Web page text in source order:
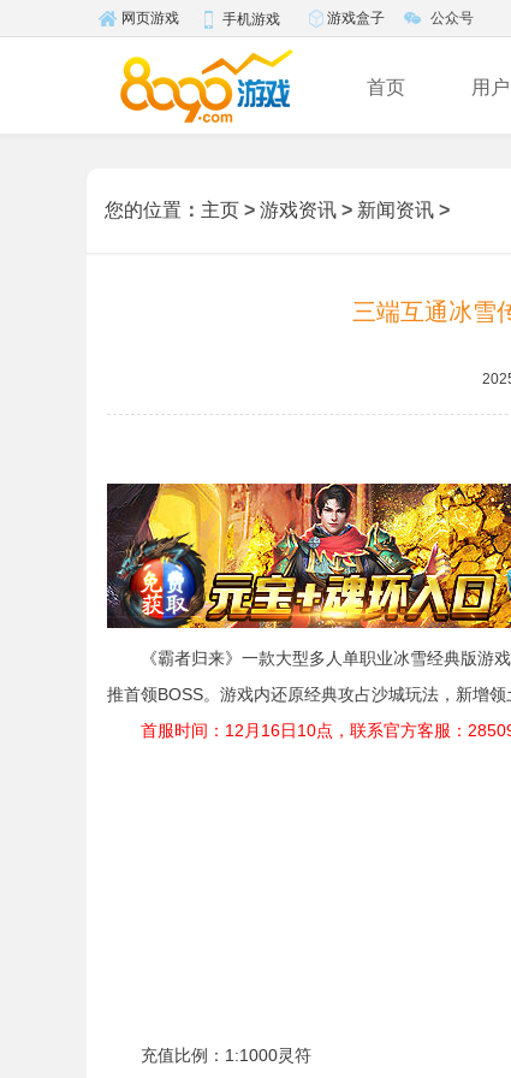
网页游戏 手机游戏 游戏盒子 公众号
首页 用户
您的位置 ： 主页 > 游戏资讯 > 新闻资讯 >
三端互通冰雪
《霸者归来》一款大型多人单职业冰雪经典版游戏
推首领BOSS。游戏内还原经典攻占沙城玩法，新增
首服时间：12月16日10点，联系官方客服：
充值比例：1:1000灵符